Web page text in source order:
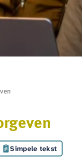
Simpele tekst